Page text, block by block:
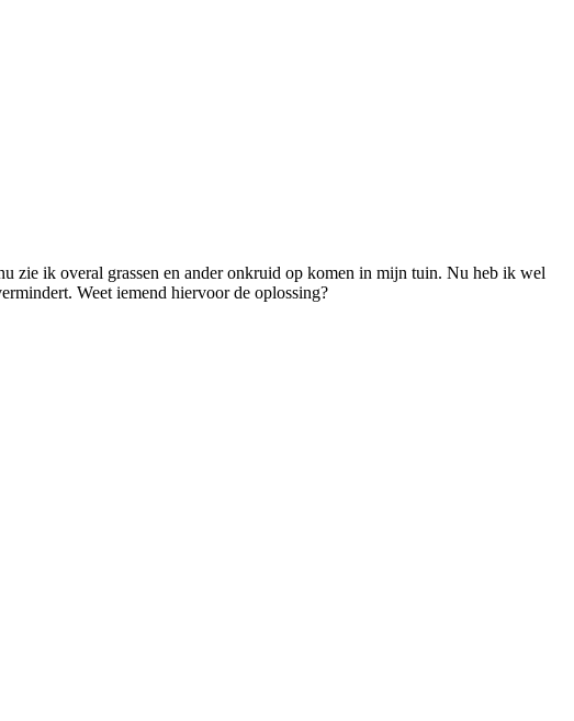
zie ik overal grassen en ander onkruid op komen in mijn tuin. Nu heb ik wel
Weet iemend hiervoor de oplossing?